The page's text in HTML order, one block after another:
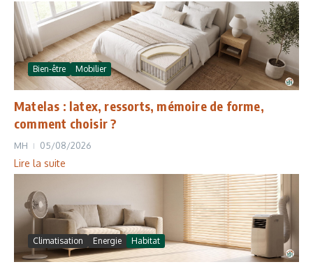
Bien-être Mobilier
Matelas : latex, ressorts, mémoire de forme,
comment choisir ?
MH 05/08/2026
Lire la suite
Climatisation Energie Habitat